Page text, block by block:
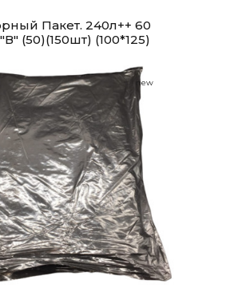
Пакет. 240л++ 60
(50)(150шт) (100*125)
new